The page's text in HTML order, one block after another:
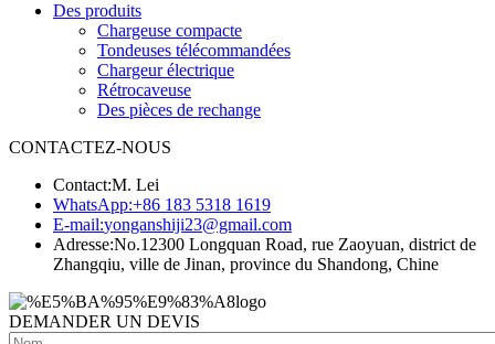
Des produits
Chargeuse compacte
Tondeuses télécommandées
Chargeur électrique
Rétrocaveuse
Des pièces de rechange
CONTACTEZ-NOUS
Contact:M. Lei
WhatsApp:+86 183 5318 1619
E-mail:yonganshiji23@gmail.com
Adresse:No.12300 Longquan Road, rue Zaoyuan, district de
Zhangqiu, ville de Jinan, province du Shandong, Chine
DEMANDER UN DEVIS